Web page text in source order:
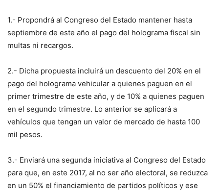
1.- Propondrá al Congreso del Estado mantener hasta
septiembre de este año el pago del holograma fiscal sin
multas ni recargos.
2.- Dicha propuesta incluirá un descuento del 20% en el
pago del holograma vehicular a quienes paguen en el
primer trimestre de este año, y de 10% a quienes paguen
en el segundo trimestre. Lo anterior se aplicará a
vehículos que tengan un valor de mercado de hasta 100
mil pesos.
3.- Enviará una segunda iniciativa al Congreso del Estado
para que, en este 2017, al no ser año electoral, se reduzca
en un 50% el financiamiento de partidos políticos y ese